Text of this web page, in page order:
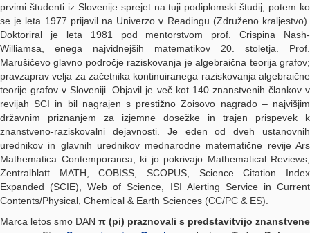
prvimi študenti iz Slovenije sprejet na tuji podiplomski študij, potem ko
se je leta 1977 prijavil na Univerzo v Readingu (Združeno kraljestvo).
Doktoriral je leta 1981 pod mentorstvom prof. Crispina Nash-
Williamsa, enega najvidnejših matematikov 20. stoletja. Prof.
Marušičevo glavno področje raziskovanja je algebraična teorija grafov;
pravzaprav velja za začetnika kontinuiranega raziskovanja algebraične
teorije grafov v Sloveniji. Objavil je več kot 140 znanstvenih člankov v
revijah SCI in bil nagrajen s prestižno Zoisovo nagrado – najvišjim
državnim priznanjem za izjemne dosežke in trajen prispevek k
znanstveno-raziskovalni dejavnosti. Je eden od dveh ustanovnih
urednikov in glavnih urednikov mednarodne matematične revije Ars
Mathematica Contemporanea, ki jo pokrivajo Mathematical Reviews,
Zentralblatt MATH, COBISS, SCOPUS, Science Citation Index
Expanded (SCIE), Web of Science, ISI Alerting Service in Current
Contents/Physical, Chemical & Earth Sciences (CC/PC & ES).
Marca letos smo DAN π (pi) praznovali s predstavitvijo znanstvene